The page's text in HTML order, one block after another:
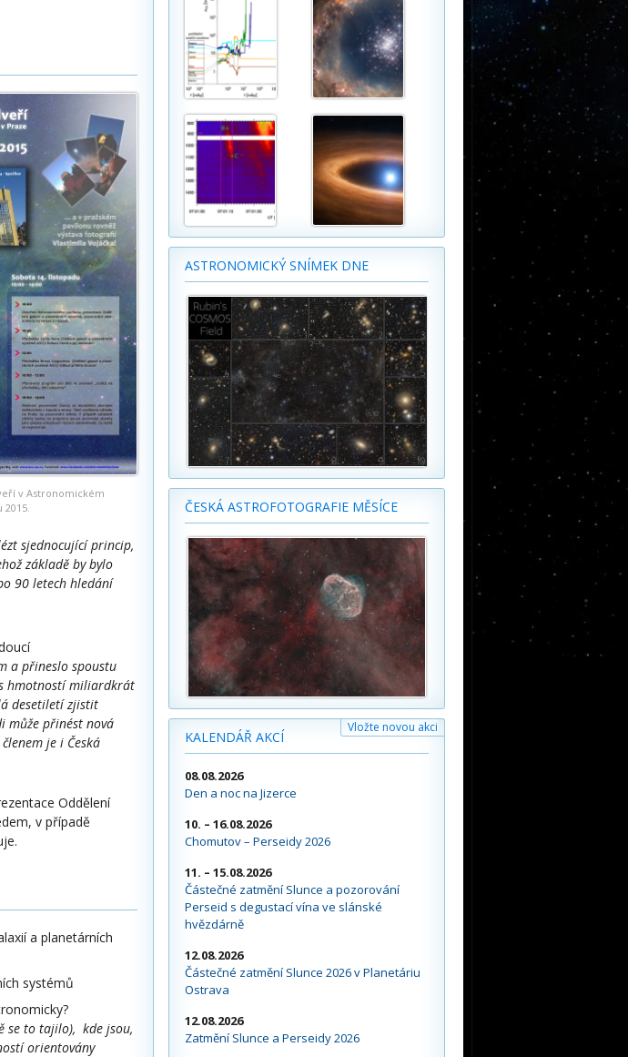
v Astronomickém
2015.
sjednocující princip,
základě by bylo
90 letech hledání
a přineslo spoustu
hmotností miliardkrát
desetiletí zjistit
může přinést nová
je i Česká
Oddělení
v případě
a planetárních
systémů
se to tajilo), kde jsou,
orientovány
ASTRONOMICKÝ SNÍMEK DNE
ČESKÁ ASTROFOTOGRAFIE MĚSÍCE
KALENDÁŘ AKCÍ
Vložte novou akci
08.08.2026
Den a noc na Jizerce
10. – 16.08.2026
Chomutov – Perseidy 2026
11. – 15.08.2026
Částečné zatmění Slunce a pozorování
Perseid s degustací vína ve slánské
hvězdárně
12.08.2026
Částečné zatmění Slunce 2026 v Planetáriu
Ostrava
12.08.2026
Zatmění Slunce a Perseidy 2026